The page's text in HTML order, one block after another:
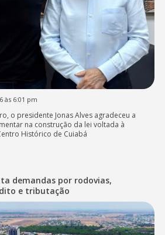
às 6:01 pm
o presidente Jonas Alves agradeceu a
na construção da lei voltada à
Histórico de Cuiabá
demandas por rodovias,
e tributação